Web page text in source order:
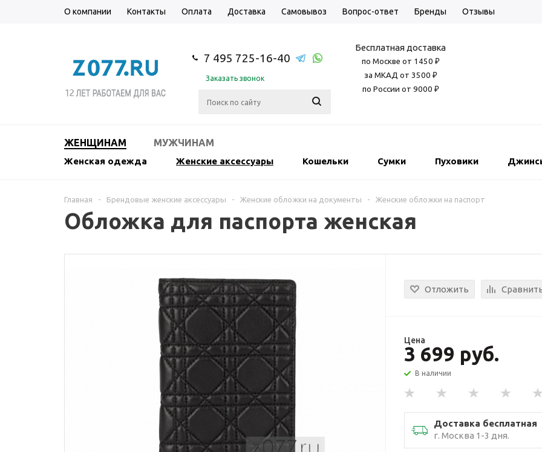
О компании Контакты Оплата Доставка Самовывоз Вопрос-ответ Бренды Отзывы
7 495 725-16-40
Заказать звонок
Бесплатная доставка
по Москве от 1450 ₽
за МКАД от 3500 ₽
по России от 9000 ₽
ЖЕНЩИНАМ МУЖЧИНАМ
Женская одежда Женские аксессуары Кошельки Сумки Пуховики
Главная - Брендовые женские аксессуары - Женские обложки на документы - Женские обложки на паспорт
Обложка для паспорта женская
Отложить
Цена
3 699 руб.
В наличии
Доставка бесплатная
г. Москва 1-3 дня.